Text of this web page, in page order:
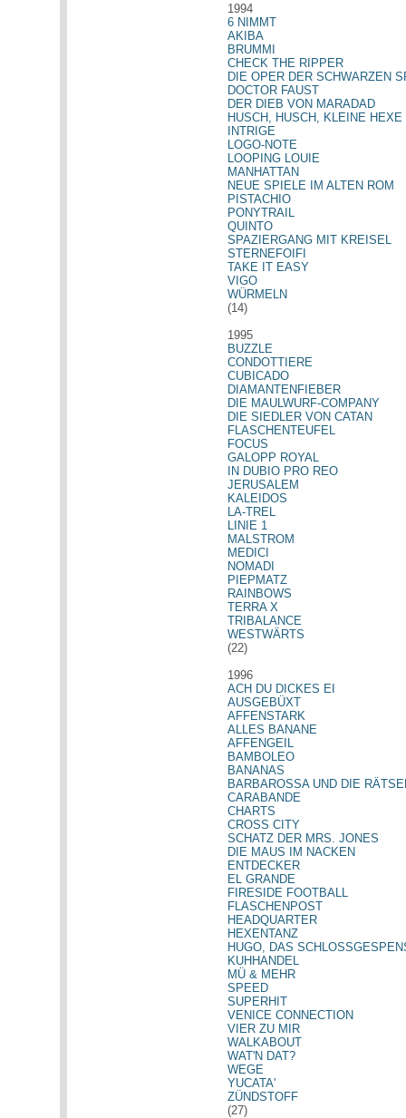
1994
6 NIMMT
AKIBA
BRUMMI
CHECK THE RIPPER
DIE OPER DER SCHWARZEN
DOCTOR FAUST
DER DIEB VON MARADAD
HUSCH, HUSCH, KLEINE HEXE
INTRIGE
LOGO-NOTE
LOOPING LOUIE
MANHATTAN
NEUE SPIELE IM ALTEN ROM
PISTACHIO
PONYTRAIL
QUINTO
SPAZIERGANG MIT KREISEL
STERNEFOIFI
TAKE IT EASY
VIGO
WÜRMELN
(14)
1995
BUZZLE
CONDOTTIERE
CUBICADO
DIAMANTENFIEBER
DIE MAULWURF-COMPANY
DIE SIEDLER VON CATAN
FLASCHENTEUFEL
FOCUS
GALOPP ROYAL
IN DUBIO PRO REO
JERUSALEM
KALEIDOS
LA-TREL
LINIE 1
MALSTROM
MEDICI
NOMADI
PIEPMATZ
RAINBOWS
TERRA X
TRIBALANCE
WESTWÄRTS
(22)
1996
ACH DU DICKES EI
AUSGEBÜXT
AFFENSTARK
ALLES BANANE
AFFENGEIL
BAMBOLEO
BANANAS
BARBAROSSA UND DIE
CARABANDE
CHARTS
CROSS CITY
SCHATZ DER MRS. JONES
DIE MAUS IM NACKEN
ENTDECKER
EL GRANDE
FIRESIDE FOOTBALL
FLASCHENPOST
HEADQUARTER
HEXENTANZ
HUGO, DAS
KUHHANDEL
MÜ & MEHR
SPEED
SUPERHIT
VENICE CONNECTION
VIER ZU MIR
WALKABOUT
WAT'N DAT?
WEGE
YUCATA'
ZÜNDSTOFF
(27)